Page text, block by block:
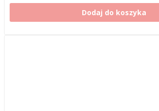
Dodaj do koszyka